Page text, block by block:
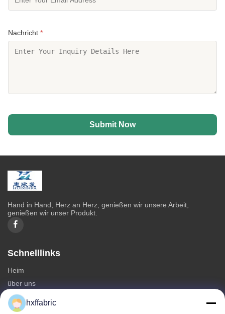
Nachricht *
Submit Now
Hand in Hand, Herz an Herz, genießen wir unsere Arbeit,
genießen wir unser Produkt.
Schnelllinks
Heim
über uns
produits
Kontaktieren Sie uns
hxffabric